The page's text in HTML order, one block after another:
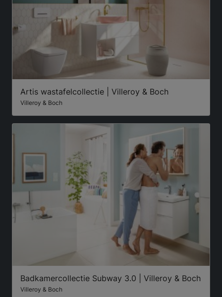
Artis wastafelcollectie | Villeroy & Boch
Villeroy & Boch
Badkamercollectie Subway 3.0 | Villeroy & Boch
Villeroy & Boch